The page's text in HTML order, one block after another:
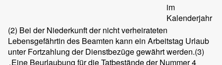
im
Kalenderjahr
(2) Bei der Niederkunft der nicht verheirateten
Lebensgefährtin des Beamten kann ein Arbeitstag Urlaub
unter Fortzahlung der Dienstbezüge gewährt werden.(3)
Eine Beurlaubung für die Tatbestände der Nummer 4